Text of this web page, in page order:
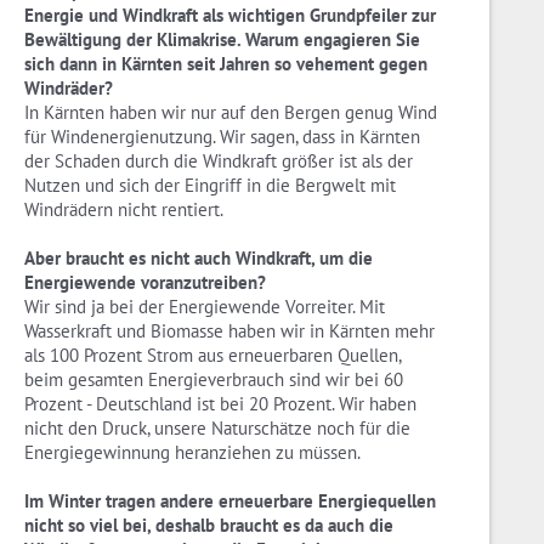
Energie und Windkraft als wichtigen Grundpfeiler zur
Bewältigung der Klimakrise. Warum engagieren Sie
sich dann in Kärnten seit Jahren so vehement gegen
Windräder?
In Kärnten haben wir nur auf den Bergen genug Wind
für Windenergienutzung. Wir sagen, dass in Kärnten
der Schaden durch die Windkraft größer ist als der
Nutzen und sich der Eingriff in die Bergwelt mit
Windrädern nicht rentiert.
Aber braucht es nicht auch Windkraft, um die
Energiewende voranzutreiben?
Wir sind ja bei der Energiewende Vorreiter. Mit
Wasserkraft und Biomasse haben wir in Kärnten mehr
als 100 Prozent Strom aus erneuerbaren Quellen,
beim gesamten Energieverbrauch sind wir bei 60
Prozent - Deutschland ist bei 20 Prozent. Wir haben
nicht den Druck, unsere Naturschätze noch für die
Energiegewinnung heranziehen zu müssen.
Im Winter tragen andere erneuerbare Energiequellen
nicht so viel bei, deshalb braucht es da auch die